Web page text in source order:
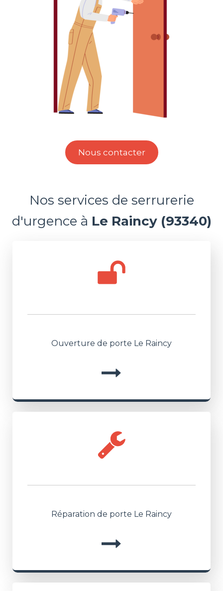
Nous contacter
Nos services de serrurerie
d'urgence à Le Raincy (93340)
Ouverture de porte Le Raincy
Réparation de porte Le Raincy